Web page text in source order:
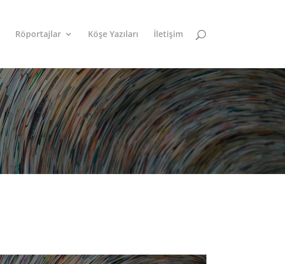
Röportajlar Köşe Yazıları İletişim